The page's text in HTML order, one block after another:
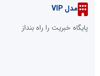
مدل VIP
پایگاه خبریت را راه بنداز